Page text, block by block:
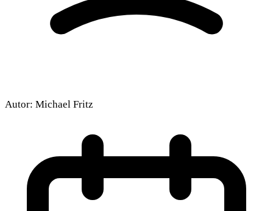
Autor: Michael Fritz